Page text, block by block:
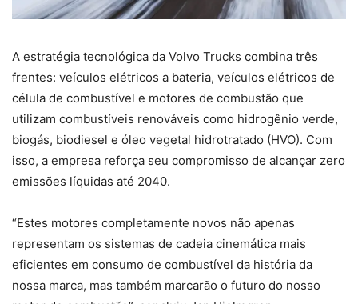
A estratégia tecnológica da Volvo Trucks combina três
frentes: veículos elétricos a bateria, veículos elétricos de
célula de combustível e motores de combustão que
utilizam combustíveis renováveis como hidrogênio verde,
biogás, biodiesel e óleo vegetal hidrotratado (HVO). Com
isso, a empresa reforça seu compromisso de alcançar zero
emissões líquidas até 2040.
“Estes motores completamente novos não apenas
representam os sistemas de cadeia cinemática mais
eficientes em consumo de combustível da história da
nossa marca, mas também marcarão o futuro do nosso